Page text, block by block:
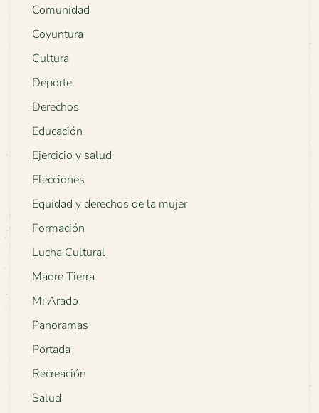
Comunidad
Coyuntura
Cultura
Deporte
Derechos
Educación
Ejercicio y salud
Elecciones
Equidad y derechos de la mujer
Formación
Lucha Cultural
Madre Tierra
Mi Arado
Panoramas
Portada
Recreación
Salud